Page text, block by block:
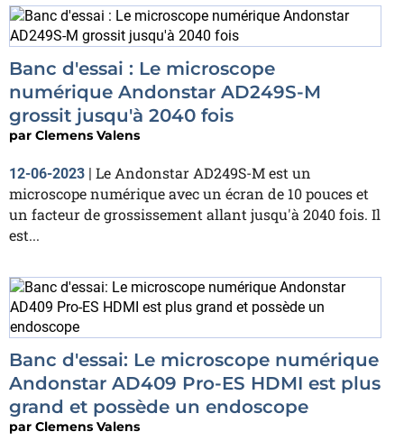
Banc d'essai : Le microscope
numérique Andonstar AD249S-M
grossit jusqu'à 2040 fois
par Clemens Valens
12-06-2023 | Le Andonstar AD249S-M est un
microscope numérique avec un écran de 10 pouces et
un facteur de grossissement allant jusqu'à 2040 fois. Il
est...
Banc d'essai: Le microscope numérique
Andonstar AD409 Pro-ES HDMI est plus
grand et possède un endoscope
par Clemens Valens